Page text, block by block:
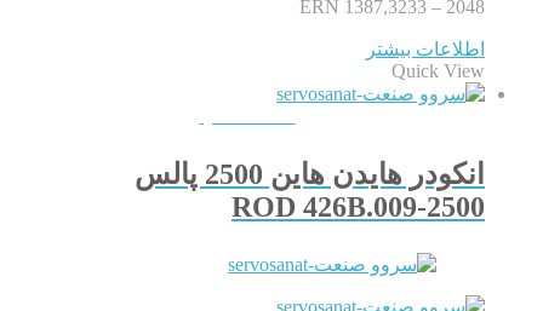
ERN 1387,3233 – 2048
اطلاعات بیشتر
Quick View
انکودر هایدن هاین 2500 پالس
ROD 426B.009-2500